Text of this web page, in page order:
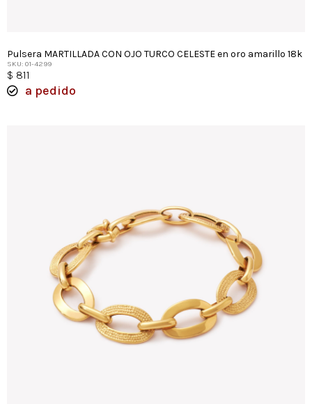
Pulsera MARTILLADA CON OJO TURCO CELESTE en oro amarillo 18k
SKU: 01-4299
$ 811
a pedido